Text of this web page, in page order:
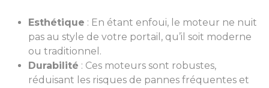
Esthétique : En étant enfoui, le moteur ne nuit
pas au style de votre portail, qu’il soit moderne
ou traditionnel.
Durabilité : Ces moteurs sont robustes,
réduisant les risques de pannes fréquentes et